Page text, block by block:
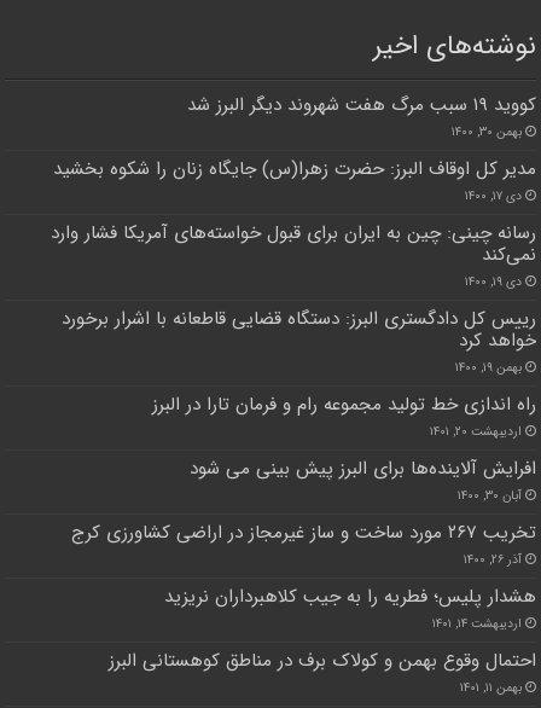
نوشته‌های اخیر
کووید ۱۹ سبب مرگ هفت شهروند دیگر البرز شد
بهمن ۳۰, ۱۴۰۰
مدیر کل اوقاف البرز: حضرت زهرا(س) جایگاه زنان را شکوه بخشید
دی ۱۷, ۱۴۰۰
رسانه چینی: چین به ایران برای قبول خواسته‌های آمریکا فشار وارد
نمی‌کند
دی ۱۹, ۱۴۰۰
رییس کل دادگستری البرز: دستگاه قضایی قاطعانه با اشرار برخورد
خواهد کرد
بهمن ۱۹, ۱۴۰۰
راه اندازی خط تولید مجموعه رام و فرمان تارا در البرز
اردیبهشت ۲۰, ۱۴۰۱
افرایش آلاینده‌ها برای البرز پیش بینی می شود
آبان ۳۰, ۱۴۰۰
تخریب ۲۶۷ مورد ساخت و ساز غیرمجاز در اراضی کشاورزی کرج
آذر ۲۶, ۱۴۰۰
هشدار پلیس؛ فطریه را به جیب کلاهبرداران نریزید
اردیبهشت ۱۴, ۱۴۰۱
احتمال وقوع بهمن و کولاک برف در مناطق کوهستانی البرز
بهمن ۱۱, ۱۴۰۱